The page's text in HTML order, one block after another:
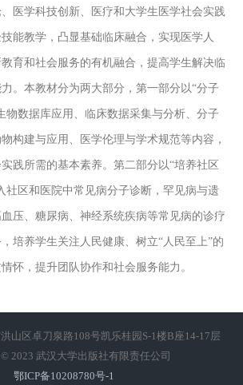
医学科技创新、医疗和大学生医学社会实践
能教学，凸显基础临床融合，实现医学人
育和社会服务的有机融合，提高学生解决临
。本教材分为两大部分，第一部分以“分子
物数据库应用、临床数据采集与分析、分子
构建与应用、医学伦理与学术规范等内容，
践所需的基本素养。第二部分以“培养社区
社区和医院中常见病分子诊断，罕见病与遗
压、糖尿病、神经系统疾病等常见病的诊疗
培养学生关注人民健康、树立“人民至上”的
怀，提升团队协作和社会服务能力。
山区卓刀泉路108号凯乐桂园S-1楼B座14-17层
2023 武汉大学出版社有限责任公司
鄂ICP备10208780号-1